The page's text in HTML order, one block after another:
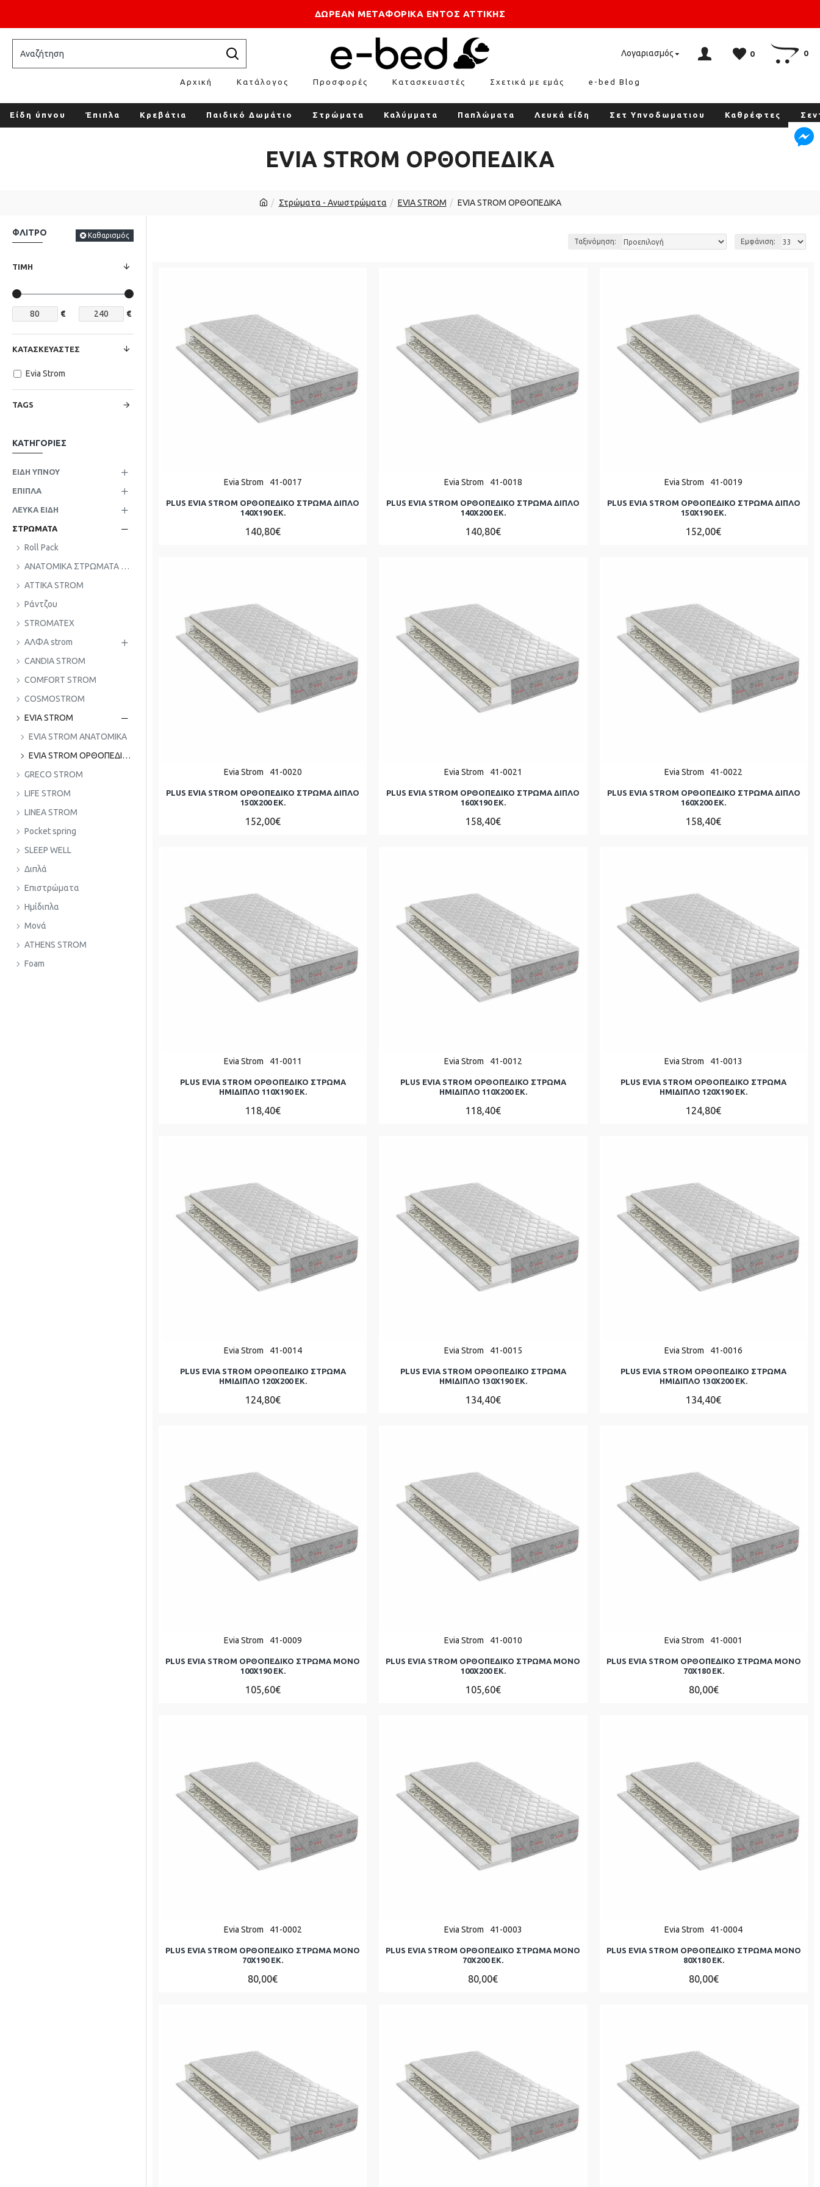
ΔΩΡΕΑΝ ΜΕΤΑΦΟΡΙΚΑ ΕΝΤΟΣ ΑΤΤΙΚΗΣ
Λογαριασμός 0 0
Αρχική Κατάλογος Προσφορές Κατασκευαστές Σχετικά με εμάς e-bed Blog
Είδη ύπνου Έπιπλα Κρεβάτια Παιδικό Δωμάτιο Στρώματα Καλύμματα Παπλώματα Λευκά είδη Σετ Υπνοδωματιου Καθρέφτες
Στρώματα - Ανωστρώματα EVIA STROM EVIA STROM ΟΡΘΟΠΕΔΙΚΑ
EVIA STROM ΟΡΘΟΠΕΔΙΚΑ
ΦΛΊΤΡΟ Καθαρισμός
ΤΙΜΉ
€ €
ΚΑΤΑΣΚΕΥΑΣΤΈΣ
Evia Strom
TAGS
ΚΑΤΗΓΟΡΊΕΣ
ΕΊΔΗ ΎΠΝΟΥ
ΈΠΙΠΛΑ
ΛΕΥΚΆ ΕΊΔΗ
ΣΤΡΏΜΑΤΑ
Roll Pack
ΑΝΑΤΟΜΙΚΑ ΣΤΡΩΜΑΤΑ - ΑΦΡΟΥ - FOAM
ATTIKA STROM
Ράντζου
STROMATEX
ΑΛΦΑ strom
CANDIA STROM
COMFORT STROM
COSMOSTROM
EVIA STROM
EVIA STROM ΑΝΑΤΟΜΙΚΑ
EVIA STROM ΟΡΘΟΠΕΔΙΚΑ
GRECO STROM
LIFE STROM
LINEA STROM
Pocket spring
SLEEP WELL
Διπλά
Επιστρώματα
Ημίδιπλα
Μονά
ATHENS STROM
Foam
Ταξινόμηση: Εμφάνιση:
Evia Strom 41-0017
PLUS EVIA STROM ΟΡΘΟΠΕΔΙΚΟ ΣΤΡΩΜΑ ΔΙΠΛΌ
140Χ190 ΕΚ.
140,80€
Evia Strom 41-0018
PLUS EVIA STROM ΟΡΘΟΠΕΔΙΚΟ ΣΤΡΩΜΑ ΔΙΠΛΌ
140Χ200 ΕΚ.
140,80€
Evia Strom 41-0019
PLUS EVIA STROM ΟΡΘΟΠΕΔΙΚΟ ΣΤΡΩΜΑ ΔΙΠΛΌ
150Χ190 ΕΚ.
152,00€
Evia Strom 41-0020
PLUS EVIA STROM ΟΡΘΟΠΕΔΙΚΟ ΣΤΡΩΜΑ ΔΙΠΛΌ
150Χ200 ΕΚ.
152,00€
Evia Strom 41-0021
PLUS EVIA STROM ΟΡΘΟΠΕΔΙΚΟ ΣΤΡΩΜΑ ΔΙΠΛΌ
160Χ190 ΕΚ.
158,40€
Evia Strom 41-0022
PLUS EVIA STROM ΟΡΘΟΠΕΔΙΚΟ ΣΤΡΩΜΑ ΔΙΠΛΌ
160Χ200 ΕΚ.
158,40€
Evia Strom 41-0011
PLUS EVIA STROM ΟΡΘΟΠΕΔΙΚΟ ΣΤΡΩΜΑ
ΗΜΊΔΙΠΛΟ 110Χ190 ΕΚ.
118,40€
Evia Strom 41-0012
PLUS EVIA STROM ΟΡΘΟΠΕΔΙΚΟ ΣΤΡΩΜΑ
ΗΜΊΔΙΠΛΟ 110Χ200 ΕΚ.
118,40€
Evia Strom 41-0013
PLUS EVIA STROM ΟΡΘΟΠΕΔΙΚΟ ΣΤΡΩΜΑ
ΗΜΊΔΙΠΛΟ 120Χ190 ΕΚ.
124,80€
Evia Strom 41-0014
PLUS EVIA STROM ΟΡΘΟΠΕΔΙΚΟ ΣΤΡΩΜΑ
ΗΜΊΔΙΠΛΟ 120Χ200 ΕΚ.
124,80€
Evia Strom 41-0015
PLUS EVIA STROM ΟΡΘΟΠΕΔΙΚΟ ΣΤΡΩΜΑ
ΗΜΊΔΙΠΛΟ 130Χ190 ΕΚ.
134,40€
Evia Strom 41-0016
PLUS EVIA STROM ΟΡΘΟΠΕΔΙΚΟ ΣΤΡΩΜΑ
ΗΜΊΔΙΠΛΟ 130Χ200 ΕΚ.
134,40€
Evia Strom 41-0009
PLUS EVIA STROM ΟΡΘΟΠΕΔΙΚΟ ΣΤΡΩΜΑ ΜΟΝΌ
100Χ190 ΕΚ.
105,60€
Evia Strom 41-0010
PLUS EVIA STROM ΟΡΘΟΠΕΔΙΚΟ ΣΤΡΩΜΑ ΜΟΝΌ
100Χ200 ΕΚ.
105,60€
Evia Strom 41-0001
PLUS EVIA STROM ΟΡΘΟΠΕΔΙΚΟ ΣΤΡΩΜΑ ΜΟΝΌ
70Χ180 ΕΚ.
80,00€
Evia Strom 41-0002
PLUS EVIA STROM ΟΡΘΟΠΕΔΙΚΟ ΣΤΡΩΜΑ ΜΟΝΌ
70Χ190 ΕΚ.
80,00€
Evia Strom 41-0003
PLUS EVIA STROM ΟΡΘΟΠΕΔΙΚΟ ΣΤΡΩΜΑ ΜΟΝΌ
70Χ200 ΕΚ.
80,00€
Evia Strom 41-0004
PLUS EVIA STROM ΟΡΘΟΠΕΔΙΚΟ ΣΤΡΩΜΑ ΜΟΝΌ
80Χ180 ΕΚ.
80,00€